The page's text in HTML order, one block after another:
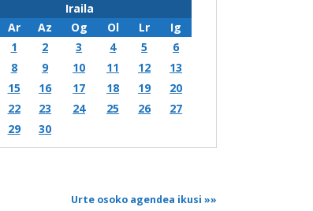
Iraila
Ar Az Og Ol Lr
Ig
1
2 3 4 5
6
8 9 10 11 12
13
15 16 17 18 19
20
22 23 24 25 26
27
29 30
Urte osoko agendea ikusi »»